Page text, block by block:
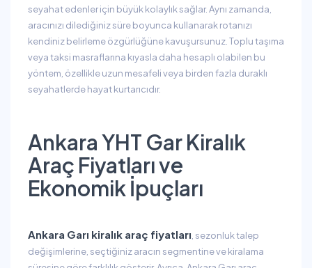
seyahat edenler için büyük kolaylık sağlar. Aynı zamanda,
aracınızı dilediğiniz süre boyunca kullanarak rotanızı
kendiniz belirleme özgürlüğüne kavuşursunuz. Toplu taşıma
veya taksi masraflarına kıyasla daha hesaplı olabilen bu
yöntem, özellikle uzun mesafeli veya birden fazla duraklı
seyahatlerde hayat kurtarıcıdır.
Ankara YHT Gar Kiralık
Araç Fiyatları ve
Ekonomik İpuçları
Ankara Garı kiralık araç fiyatları, sezonluk talep
değişimlerine, seçtiğiniz aracın segmentine ve kiralama